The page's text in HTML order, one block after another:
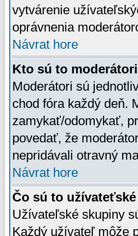
vytvárenie
oprávnenia
Návrat hore
Kto sú to
Moderátori sú
chod fóra každý deň.
zamykať/odomykať,
povedať, že
nepridávali otravný
Návrat hore
Čo sú to
Užívateľské skupiny
Každý užívateľ môže